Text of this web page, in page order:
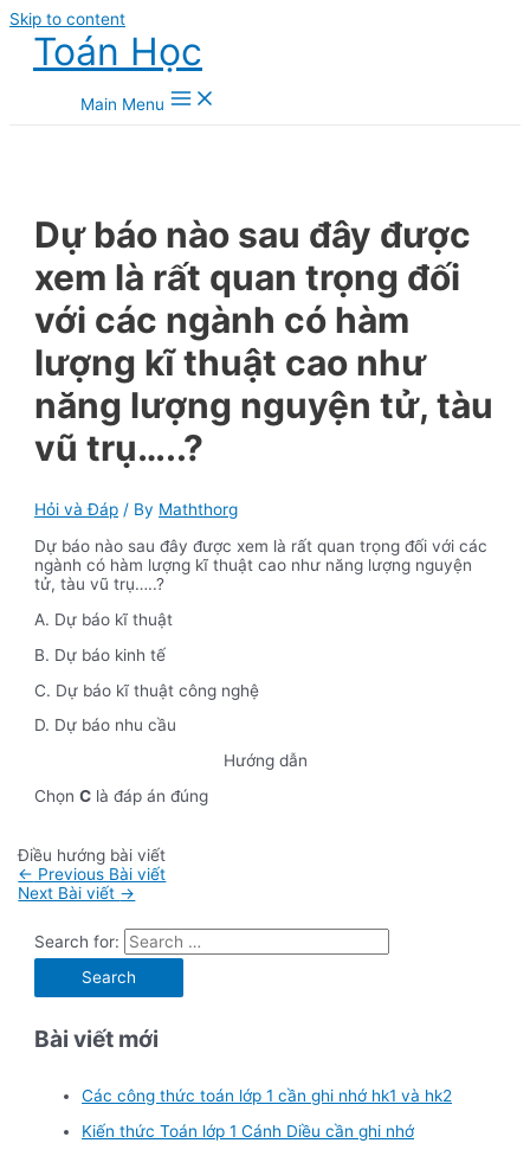
Skip to content
Toán Học
Main Menu
Dự báo nào sau đây được
xem là rất quan trọng đối
với các ngành có hàm
lượng kĩ thuật cao như
năng lượng nguyện tử, tàu
vũ trụ…..?
Hỏi và Đáp / By Maththorg
Dự báo nào sau đây được xem là rất quan trọng đối với các
ngành có hàm lượng kĩ thuật cao như năng lượng nguyện
tử, tàu vũ trụ…..?
A. Dự báo kĩ thuật
B. Dự báo kinh tế
C. Dự báo kĩ thuật công nghệ
D. Dự báo nhu cầu
Hướng dẫn
ChọnC là đáp án đúng
Điều hướng bài viết
← Previous Bài viết
Next Bài viết →
Search for:
Bài viết mới
Các công thức toán lớp 1 cần ghi nhớ hk1 và hk2
Kiến thức Toán lớp 1 Cánh Diều cần ghi nhớ